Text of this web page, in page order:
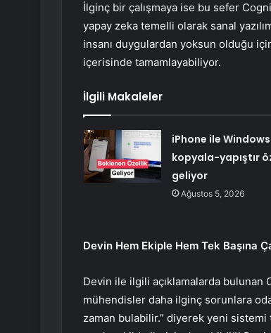
İlginç bir çalışmaya ise bu sefer
yapay zeka temelli olarak sanal
insanı duygulardan yoksun olduğu
içerisinde tamamlayabiliyor.
İlgili Makaleler
iPhone ile
kopyala-yapıştır
geliyor
Ağustos 5, 2026
Devin Hem Ekiple Hem Tek Başına
Devin ile ilgili açıklamalarda bulunan
mühendisler daha ilginç sorunlara
zaman bulabilir.” diyerek yeni sistemi